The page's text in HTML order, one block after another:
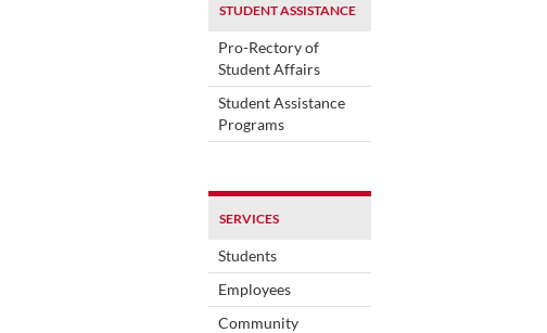
STUDENT ASSISTANCE
Pro-Rectory of
Student Affairs
Student Assistance
Programs
SERVICES
Students
Employees
Community